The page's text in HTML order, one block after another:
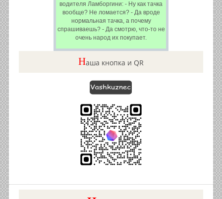
водителя Ламборгини: - Ну как тачка
вообще? Не ломается? - Да вроде
нормальная тачка, а почему
спрашиваешь? - Да смотрю, что-то не
очень народ их покупает.
Наша кнопка и QR